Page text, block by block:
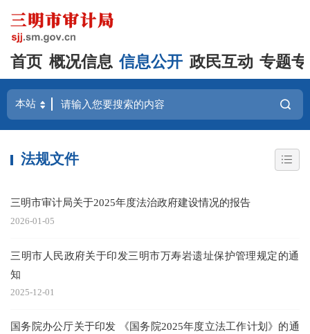
首页 概况信息 信息公开 政民互动 专题
法规文件
三明市审计局关于2025年度法治政府建设情况的报告
2026-01-05
三明市人民政府关于印发三明市万寿岩遗址保护管理规定的通
知
2025-12-01
国务院办公厅关于印发 《国务院2025年度立法工作计划》的通